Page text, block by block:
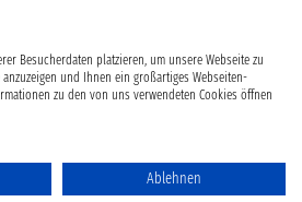
Besucherdaten platzieren, um unsere Webseite zu
und Ihnen ein großartiges Webseiten-
zu den von uns verwendeten Cookies öffnen
Ablehnen